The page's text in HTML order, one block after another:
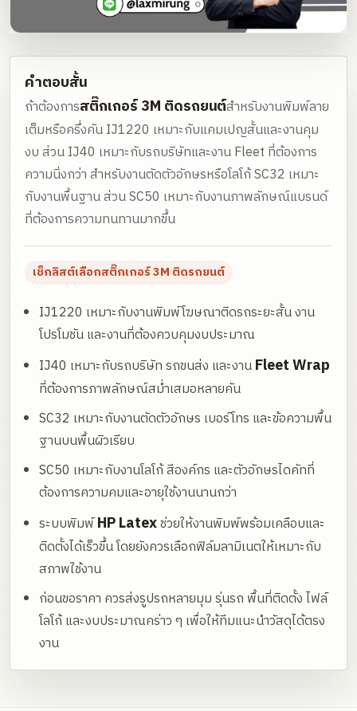
คำตอบสั้น
ถ้าต้องการสติ๊กเกอร์ 3M ติดรถยนต์สำหรับงานพิมพ์ลาย
เต็มหรือครึ่งคัน IJ1220 เหมาะกับแคมเปญสั้นและงานคุม
งบ ส่วน IJ40 เหมาะกับรถบริษัทและงาน Fleet ที่ต้องการ
ความนิ่งกว่า สำหรับงานตัดตัวอักษรหรือโลโก้ SC32 เหมาะ
กับงานพื้นฐาน ส่วน SC50 เหมาะกับงานภาพลักษณ์แบรนด์
ที่ต้องการความทนทานมากขึ้น
เช็กลิสต์เลือกสติ๊กเกอร์ 3M ติดรถยนต์
IJ1220 เหมาะกับงานพิมพ์โฆษณาติดรถระยะสั้น งาน
โปรโมชัน และงานที่ต้องควบคุมงบประมาณ
IJ40 เหมาะกับรถบริษัท รถขนส่ง และงานFleet Wrap
ที่ต้องการภาพลักษณ์สม่ำเสมอหลายคัน
SC32 เหมาะกับงานตัดตัวอักษร เบอร์โทร และข้อความพื้น
ฐานบนพื้นผิวเรียบ
SC50 เหมาะกับงานโลโก้ สีองค์กร และตัวอักษรไดคัทที่
ต้องการความคมและอายุใช้งานนานกว่า
ระบบพิมพ์HP Latexช่วยให้งานพิมพ์พร้อมเคลือบและ
ติดตั้งได้เร็วขึ้น โดยยังควรเลือกฟิล์มลามิเนตให้เหมาะกับ
สภาพใช้งาน
ก่อนขอราคา ควรส่งรูปรถหลายมุม รุ่นรถ พื้นที่ติดตั้ง ไฟล์
โลโก้ และงบประมาณคร่าว ๆ เพื่อให้ทีมแนะนำวัสดุได้ตรง
งาน